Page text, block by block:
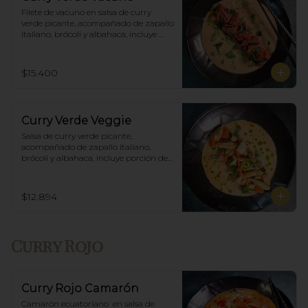
Filete de vacuno en salsa de curry
verde picante, acompañado de zapallo
italiano, brócoli y albahaca, incluye
$15.400
Curry Verde Veggie
Salsa de curry verde picante,
acompañado de zapallo italiano,
brócoli y albahaca, incluye porción de
$12.894
Curry Rojo
Curry Rojo Camarón
Camarón ecuatoriano  en salsa de